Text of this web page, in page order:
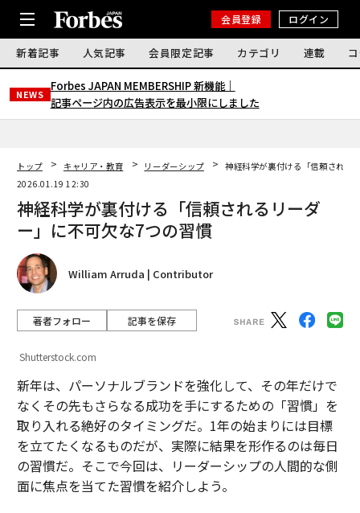
会員登録 ログイン
新着記事 人気記事 会員限定記事 カテゴリ 連載
NEWS
Forbes JAPAN MEMBERSHIP 新機能｜
記事ページ内の広告表示を最小限にしました
トップ キャリア・教育 リーダーシップ
神経科学が裏付ける「信頼される
2026.01.19 12:30
神経科学が裏付ける「信頼されるリーダ
ー」に不可欠な7つの習慣
William Arruda | Contributor
著者フォロー 記事を保存
Shutterstock.com
新年は、パーソナルブランドを強化して、その年だけで
なくその先もさらなる成功を手にするための「習慣」を
取り入れる絶好のタイミングだ。1年の始まりには目標
を立てたくなるものだが、実際に結果を形作るのは毎日
の習慣だ。そこで今回は、リーダーシップの人間的な側
面に焦点を当てた習慣を紹介しよう。